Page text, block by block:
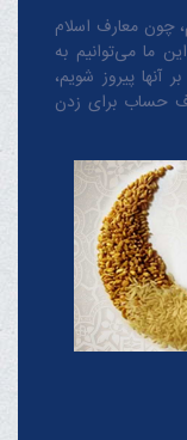
چون معارف اسلام
ما می‌توانیم به
آنها پیروز شویم،
حساب برای زدن